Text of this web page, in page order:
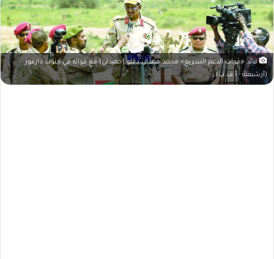
قائد «قوات الدعم السريع» محمد حمدان دقلو (حميدتي) مع قواته في جنوب دارفور
(أرشيفية - أ.ف.ب)